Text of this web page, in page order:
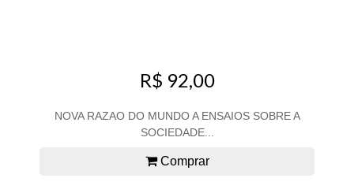
R$ 92,00
NOVA RAZAO DO MUNDO A ENSAIOS SOBRE A
SOCIEDADE...
Comprar